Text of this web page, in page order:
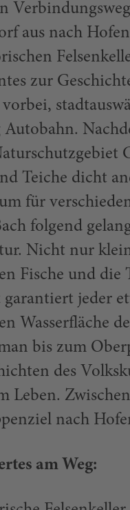
aus nach
zur
Teiche dicht
für
folgend
Nicht nur
Fische und die
jeder
Wasserfläche
bis zum
des
Leben.
nach
am Weg: